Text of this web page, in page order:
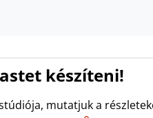
készíteni!
mutatjuk a